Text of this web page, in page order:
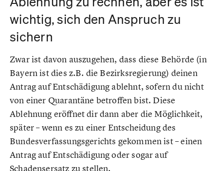
wichtig, sich den Anspruch zu
sichern
Zwar ist davon auszugehen, dass diese Behörde (in
Bayern ist dies z.B. die Bezirksregierung) deinen
Antrag auf Entschädigung ablehnt, sofern du nicht
von einer Quarantäne betroffen bist. Diese
Ablehnung eröffnet dir dann aber die Möglichkeit,
später – wenn es zu einer Entscheidung des
Bundesverfassungsgerichts gekommen ist – einen
Antrag auf Entschädigung oder sogar auf
Schadensersatz zu stellen.